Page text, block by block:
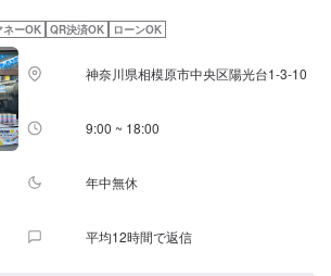
ネーOK QR決済OK ローンOK
神奈川県相模原市中央区陽光台1-3-10
9:00 ~ 18:00
年中無休
平均12時間で返信